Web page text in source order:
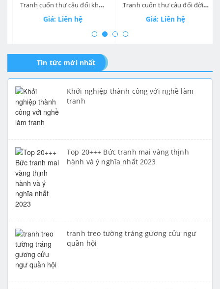
Tranh cuốn thư câu đối không có gì quý hơn độc lập tự do VTV241
Giá: Liên hệ
Tranh cuốn thư câu đối đời đời nhớ ơn chủ tich Hồ Chí Minh vĩ đại VTV240
Giá: Liên hệ
Tin tức mới nhất
Khởi nghiệp thành công với nghề làm
tranh
Top 20+++ Bức tranh mai vàng thịnh
hành và ý nghĩa nhất 2023
tranh treo tường tráng gương cửu ngư
quần hội